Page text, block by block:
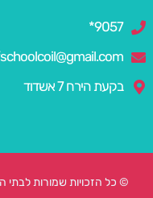
9057*
בקעת הירח 7 אשדוד
© כל הזכויות שמורות לבתי